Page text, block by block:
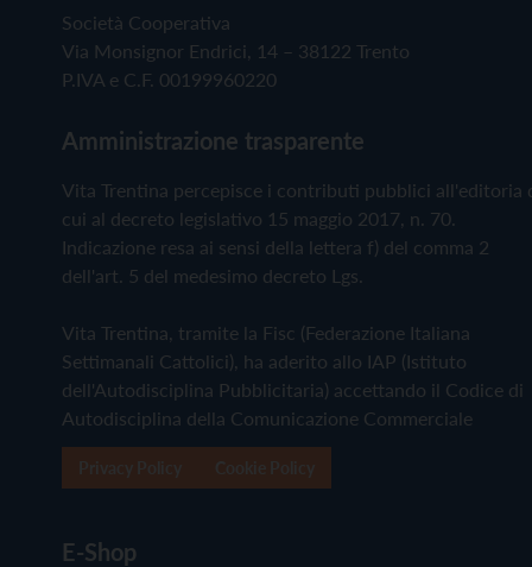
Società Cooperativa
Via Monsignor Endrici, 14 – 38122 Trento
P.IVA e C.F. 00199960220
Amministrazione trasparente
Vita Trentina percepisce i contributi pubblici all'editoria
cui al decreto legislativo 15 maggio 2017, n. 70.
Indicazione resa ai sensi della lettera f) del comma 2
dell'art. 5 del medesimo decreto Lgs.
Vita Trentina, tramite la Fisc (Federazione Italiana
Settimanali Cattolici), ha aderito allo IAP (Istituto
dell'Autodisciplina Pubblicitaria) accettando il Codice di
Autodisciplina della Comunicazione Commerciale
E-Shop